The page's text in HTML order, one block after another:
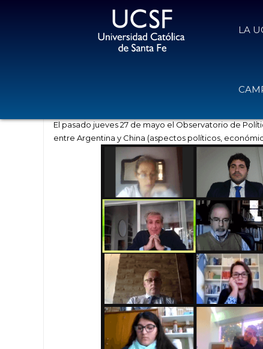
LA
El pasado jueves 27 de mayo el Observatorio de
entre Argentina y China (aspectos políticos,